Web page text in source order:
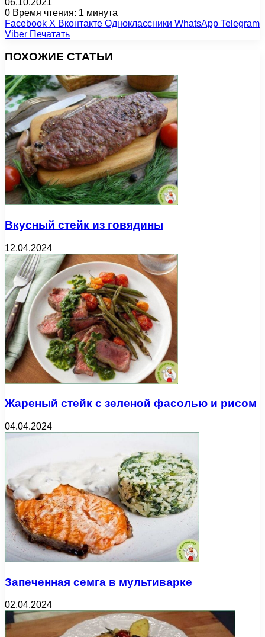
0 Время чтения: 1 минута
Facebook X Вконтакте Одноклассники WhatsApp Telegram
Viber Печатать
ПОХОЖИЕ СТАТЬИ
Вкусный стейк из говядины
12.04.2024
Жареный стейк с зеленой фасолью и рисом
04.04.2024
Запеченная семга в мультиварке
02.04.2024